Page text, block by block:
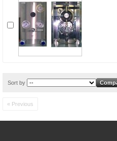
Sort by
« Previous